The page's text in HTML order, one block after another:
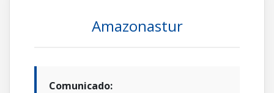
Amazonastur
Comunicado: